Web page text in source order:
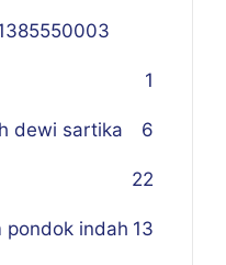
1
dewi sartika 6
22
pondok indah 13